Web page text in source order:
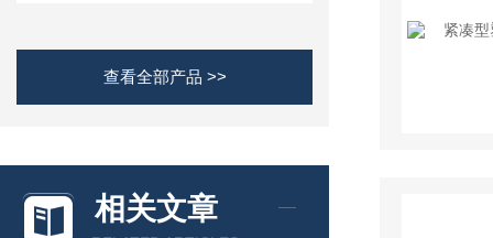
查看全部产品 >>
相关文章